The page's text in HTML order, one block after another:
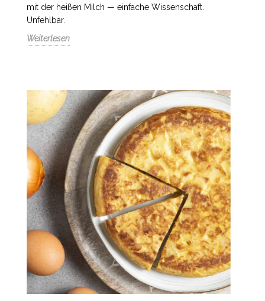
mit der heißen Milch — einfache Wissenschaft.
Unfehlbar.
Weiterlesen